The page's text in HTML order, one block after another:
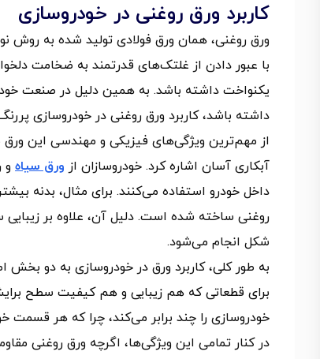
کاربرد ورق روغنی در خودروسازی
ورق روغنی، همان ورق فولادی تولید شده به روش
با عبور دادن از غلتک‌های قدرتمند به ضخامت
یکنواخت داشته باشد. به همین دلیل در صنعت
داشته باشد، کاربرد ورق روغنی در خودروسازی
از مهم‌ترین ویژگی‌های فیزیکی و مهندسی این ورق
آبکاری آسان اشاره کرد. خودروسازان از ورق سیاه و
داخل خودرو استفاده می‌کنند. برای مثال، بدنه
روغنی ساخته شده است. دلیل آن، علاوه بر
شکل انجام می‌شود.
به طور کلی، کاربرد ورق در خودروسازی به دو
برای قطعاتی که هم زیبایی و هم کیفیت سطح
خودروسازی را چند برابر می‌کند، چرا که هر قسمت
در کنار تمامی این ویژگی‌ها، اگرچه ورق روغنی